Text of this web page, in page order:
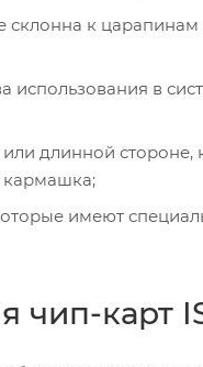
склонна к
использования в
длинной
кармашка;
имеют
карт